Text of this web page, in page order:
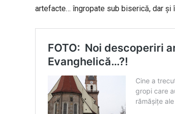
artefacte… îngropate sub biserică, dar și